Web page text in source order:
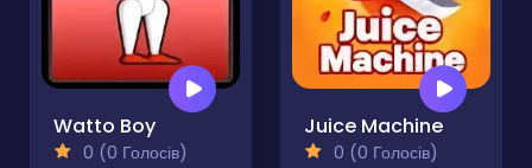
Watto Boy
0 (0 Голосів)
Juice Machine
0 (0 Голосів)